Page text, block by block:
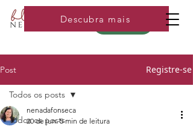
Loja
Descubra mais
Post Registre-se
Todos os posts
Todos os posts
nenadafonseca
20 de jun. 5 min de leitura